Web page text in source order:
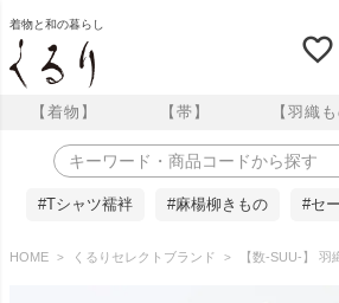
着物と和の暮らし
【着物】 【帯】 【羽織も
#Tシャツ襦袢 #麻楊柳きもの #セ
HOME くるりセレクトブランド 【数-SUU-】 羽織